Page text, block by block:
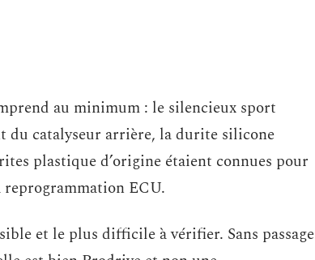
au minimum : le silencieux sport
du catalyseur arrière, la durite silicone
plastique d’origine étaient connues pour
ECU.
et le plus difficile à vérifier. Sans passage